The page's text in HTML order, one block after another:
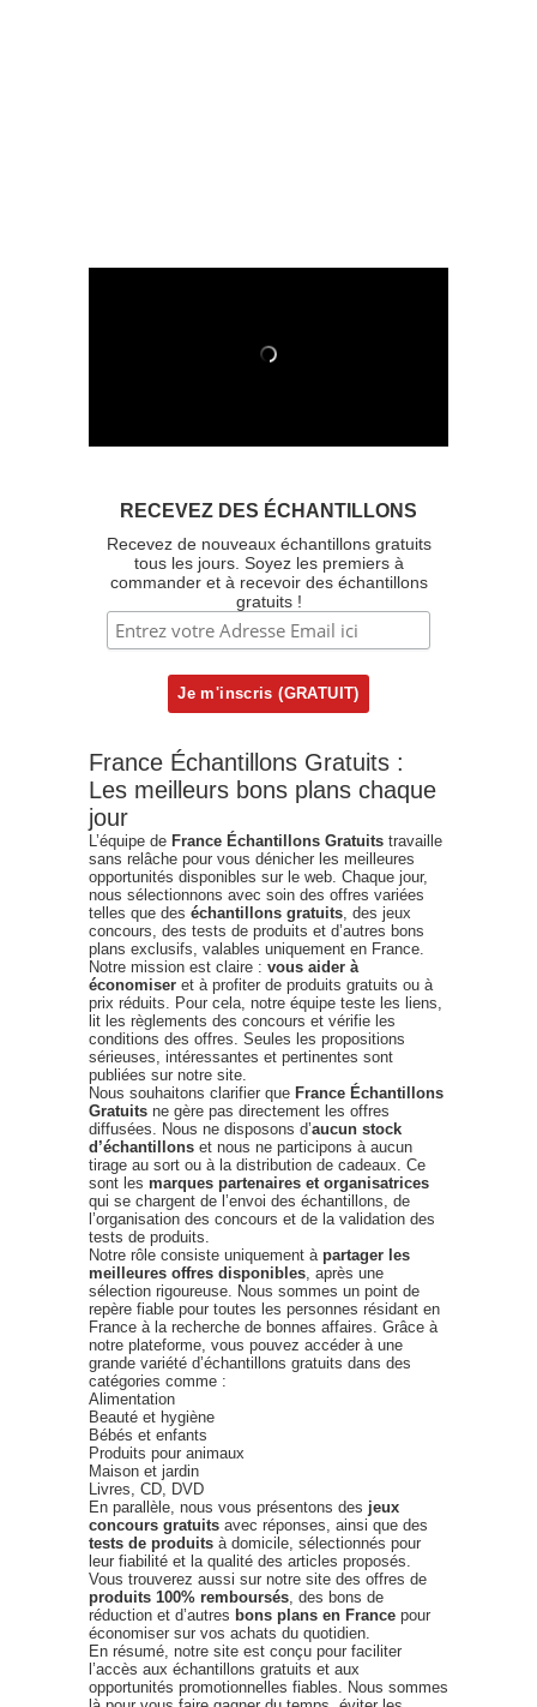
RECEVEZ DES ÉCHANTILLONS
Recevez de nouveaux échantillons gratuits
tous les jours. Soyez les premiers à
commander et à recevoir des échantillons
gratuits !
France Échantillons Gratuits :
Les meilleurs bons plans chaque
jour
L’équipe de France Échantillons Gratuits travaille
sans relâche pour vous dénicher les meilleures
opportunités disponibles sur le web. Chaque jour,
nous sélectionnons avec soin des offres variées
telles que des échantillons gratuits , des jeux
concours, des tests de produits et d’autres bons
plans exclusifs, valables uniquement en France.
Notre mission est claire : vous aider à
économiser et à profiter de produits gratuits ou à
prix réduits. Pour cela, notre équipe teste les liens,
lit les règlements des concours et vérifie les
conditions des offres. Seules les propositions
sérieuses, intéressantes et pertinentes sont
publiées sur notre site.
Nous souhaitons clarifier que France Échantillons
Gratuits ne gère pas directement les offres
diffusées. Nous ne disposons d’aucun stock
d’échantillons et nous ne participons à aucun
tirage au sort ou à la distribution de cadeaux. Ce
sont les marques partenaires et organisatrices
qui se chargent de l’envoi des échantillons, de
l’organisation des concours et de la validation des
tests de produits.
Notre rôle consiste uniquement à partager les
meilleures offres disponibles , après une
sélection rigoureuse. Nous sommes un point de
repère fiable pour toutes les personnes résidant en
France à la recherche de bonnes affaires. Grâce à
notre plateforme, vous pouvez accéder à une
grande variété d’échantillons gratuits dans des
catégories comme :
Alimentation
Beauté et hygiène
Bébés et enfants
Produits pour animaux
Maison et jardin
Livres, CD, DVD
En parallèle, nous vous présentons des jeux
concours gratuits avec réponses, ainsi que des
tests de produits à domicile, sélectionnés pour
leur fiabilité et la qualité des articles proposés.
Vous trouverez aussi sur notre site des offres de
produits 100% remboursés , des bons de
réduction et d’autres bons plans en France pour
économiser sur vos achats du quotidien.
En résumé, notre site est conçu pour faciliter
l’accès aux échantillons gratuits et aux
opportunités promotionnelles fiables. Nous sommes